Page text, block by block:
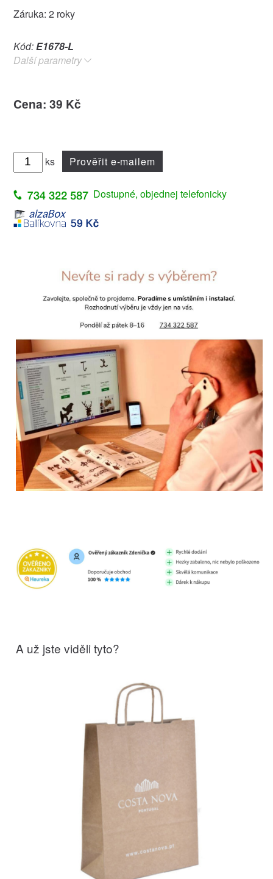
Záruka: 2 roky
Kód:E1678-L
Další parametry
Cena: 39 Kč
ks Prověřit e-mailem
Dostupné, objednej telefonicky
A už jste viděli tyto?